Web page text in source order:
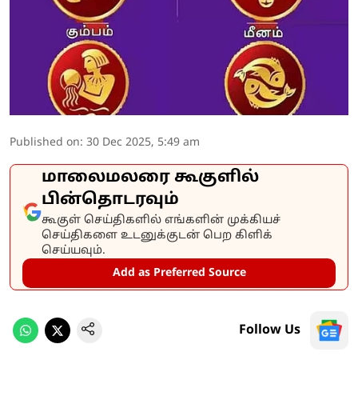
Published on: 30 Dec 2025, 5:49 am
மாலைமலரை கூகுளில்
பின்தொடரவும்
கூகுள் செய்திகளில் எங்களின் முக்கியச்
செய்திகளை உடனுக்குடன் பெற கிளிக்
செய்யவும்.
Add as Preferred Source
Follow Us